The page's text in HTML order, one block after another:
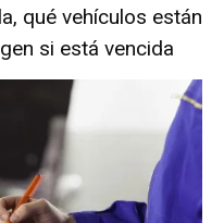
qué vehículos están
si está vencida